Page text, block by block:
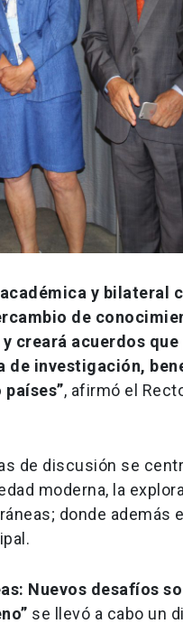
y bilateral
de
creará acuerdos que
de investigación,
, afirmó el
de discusión se
moderna, la
donde además
Nuevos desafíos
se llevó a cabo un